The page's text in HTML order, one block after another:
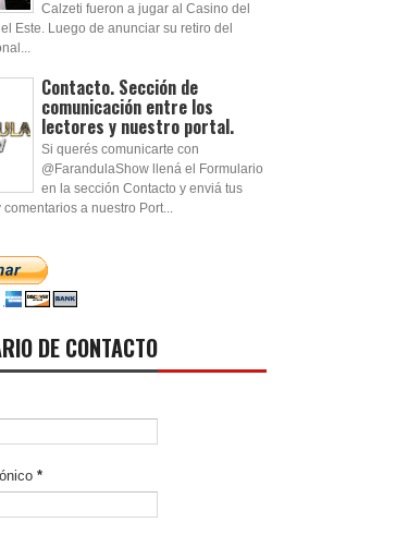
Calzeti fueron a jugar al Casino del
Este. Luego de anunciar su retiro del
Contacto. Sección de
comunicación entre los
lectores y nuestro portal.
Si querés comunicarte con
@FarandulaShow llená el Formulario
en la sección Contacto y enviá tus
a nuestro Port...
DE CONTACTO
*